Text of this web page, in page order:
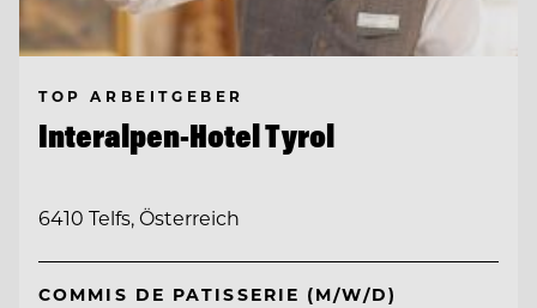
TOP ARBEITGEBER
Interalpen-Hotel Tyrol
6410 Telfs, Österreich
COMMIS DE PATISSERIE (M/W/D)